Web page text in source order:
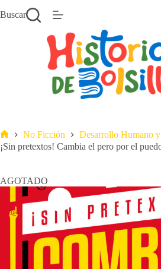
al
Buscar
Inicio
No Ficción
Desarrollo Humano
¡Sin pretextos! Cambia el pero por el
AGOTADO